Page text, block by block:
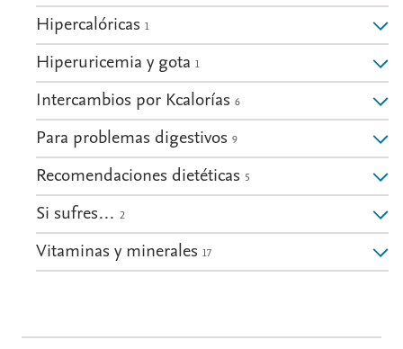
Hipercalóricas 1
Hiperuricemia y gota 1
Intercambios por Kcalorías 6
Para problemas digestivos 9
Recomendaciones dietéticas 5
Si sufres… 2
Vitaminas y minerales 17